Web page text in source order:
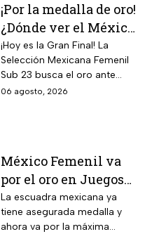
¡Por la medalla de oro!
¿Dónde ver el México
vs Colombia Femenil?
Así puedes seguir la
Gran Final EN VIVO
¡Hoy es la Gran Final! La
Selección Mexicana Femenil
Sub 23 busca el oro ante
Colombia en los Juegos
06 agosto, 2026
México Femenil va
por el oro en Juegos
Centroamericanos; ya
conoce a su rival
La escuadra mexicana ya
tiene asegurada medalla y
ahora va por la máxima